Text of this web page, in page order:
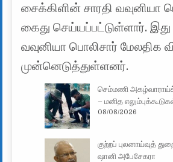
சைக்கிளின் சாரதி வவுனியா
கைது செய்யப்பட்டுள்ளார்.
வவுனியா பொலிசார்
முன்னெடுத்துள்ளனர்.
செம்மணி
– மனித
08/08/2026
குற்றப் புலனாய்வுத்
ஷானி அபேசேகரா